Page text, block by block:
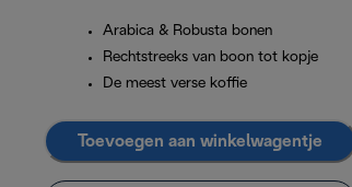
Arabica & Robusta bonen
Rechtstreeks van boon tot kopje
De meest verse koffie
Toevoegen aan winkelwagentje